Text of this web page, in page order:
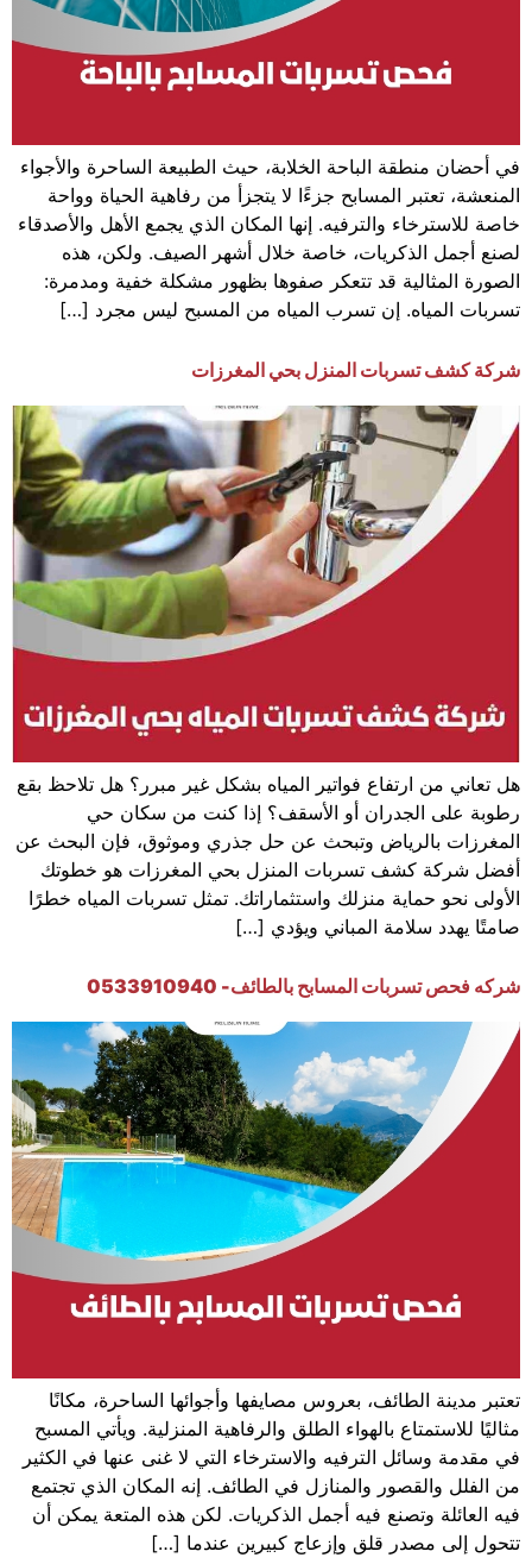
في أحضان منطقة الباحة الخلابة، حيث الطبيعة الساحرة والأجواء
المنعشة، تعتبر المسابح جزءًا لا يتجزأ من رفاهية الحياة وواحة
خاصة للاسترخاء والترفيه. إنها المكان الذي يجمع الأهل والأصدقاء
لصنع أجمل الذكريات، خاصة خلال أشهر الصيف. ولكن، هذه
الصورة المثالية قد تتعكر صفوها بظهور مشكلة خفية ومدمرة:
تسربات المياه. إن تسرب المياه من المسبح ليس مجرد […]
شركة كشف تسربات المنزل بحي المغرزات
هل تعاني من ارتفاع فواتير المياه بشكل غير مبرر؟ هل تلاحظ بقع
رطوبة على الجدران أو الأسقف؟ إذا كنت من سكان حي
المغرزات بالرياض وتبحث عن حل جذري وموثوق، فإن البحث عن
أفضل شركة كشف تسربات المنزل بحي المغرزات هو خطوتك
الأولى نحو حماية منزلك واستثماراتك. تمثل تسربات المياه خطرًا
صامتًا يهدد سلامة المباني ويؤدي […]
شركه فحص تسربات المسابح بالطائف- 0533910940
تعتبر مدينة الطائف، بعروس مصايفها وأجوائها الساحرة، مكانًا
مثاليًا للاستمتاع بالهواء الطلق والرفاهية المنزلية. ويأتي المسبح
في مقدمة وسائل الترفيه والاسترخاء التي لا غنى عنها في الكثير
من الفلل والقصور والمنازل في الطائف. إنه المكان الذي تجتمع
فيه العائلة وتصنع فيه أجمل الذكريات. لكن هذه المتعة يمكن أن
تتحول إلى مصدر قلق وإزعاج كبيرين عندما […]